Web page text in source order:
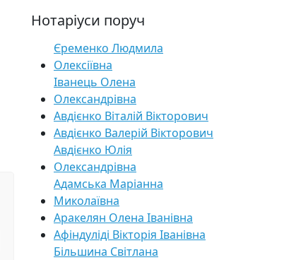
Нотаріуси поруч
Єременко Людмила
Олексіївна
Іванець Олена
Олександрівна
Авдієнко Віталій Вікторович
Авдієнко Валерій Вікторович
Авдієнко Юлія
Олександрівна
Адамська Маріанна
Миколаївна
Аракелян Олена Іванівна
Афіндуліді Вікторія Іванівна
Більшина Світлана